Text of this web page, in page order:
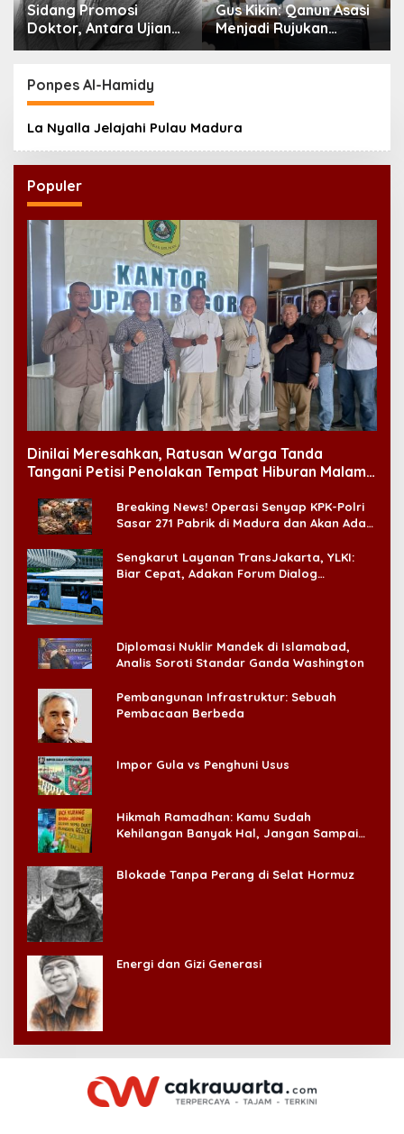
Sidang Promosi
Doktor, Antara Ujian
Ilmiah dan Pesta
Gus Kikin: Qanun Asasi
Menjadi Rujukan
Tertinggi NU,
Ponpes Al-Hamidy
La Nyalla Jelajahi Pulau Madura
Populer
Dinilai Meresahkan, Ratusan Warga Tanda
Tangani Petisi Penolakan Tempat Hiburan Malam
Breaking News! Operasi Senyap KPK-Polri
Sasar 271 Pabrik di Madura dan Akan Ada
Sengkarut Layanan TransJakarta, YLKI:
Biar Cepat, Adakan Forum Dialog
Diplomasi Nuklir Mandek di Islamabad,
Analis Soroti Standar Ganda Washington
Pembangunan Infrastruktur: Sebuah
Pembacaan Berbeda
Impor Gula vs Penghuni Usus
Hikmah Ramadhan: Kamu Sudah
Kehilangan Banyak Hal, Jangan Sampai
Blokade Tanpa Perang di Selat Hormuz
Energi dan Gizi Generasi